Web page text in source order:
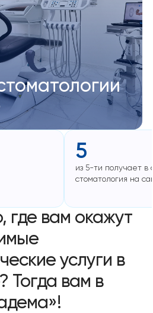
5
из 5-ти получает
стоматология на
где вам окажут
услуги в
Тогда вам в